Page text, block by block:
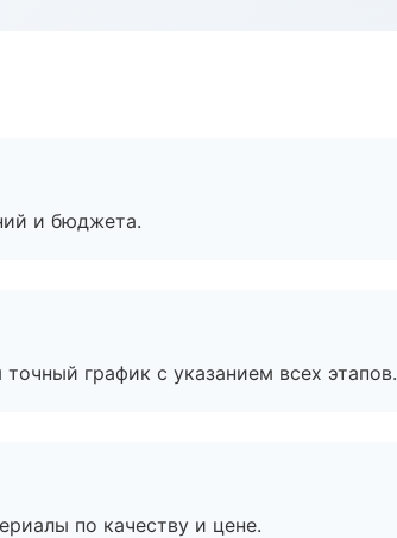
и бюджета.
график с указанием всех этапов.
по качеству и цене.